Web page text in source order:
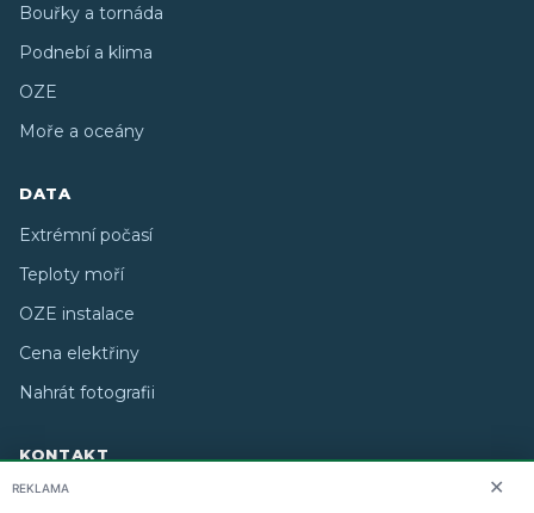
Bouřky a tornáda
Podnebí a klima
OZE
Moře a oceány
DATA
Extrémní počasí
Teploty moří
OZE instalace
Cena elektřiny
Nahrát fotografii
KONTAKT
O nás
REKLAMA ✕